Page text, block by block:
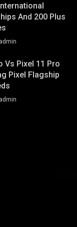
And 200 Plus
admin
Vs Pixel 11 Pro
Pixel Flagship
admin